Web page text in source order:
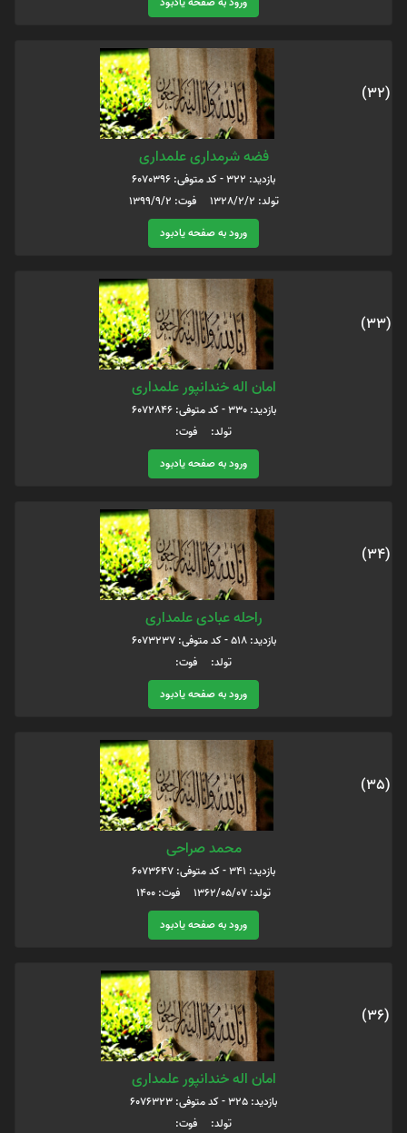
(32)
فضه شرمداری علمداری
بازدید: 322 - کد متوفی: 6070396
تولد: 1328/2/2 فوت: 1399/9/2
ورود به صفحه یادبود
(33)
امان اله خندانپور علمداری
بازدید: 330 - کد متوفی: 6072846
تولد: فوت:
ورود به صفحه یادبود
(34)
راحله عبادی علمداری
بازدید: 518 - کد متوفی: 6073237
تولد: فوت:
ورود به صفحه یادبود
(35)
محمد صراحی
بازدید: 341 - کد متوفی: 6073647
تولد: 1362/05/07 فوت: 1400
ورود به صفحه یادبود
(36)
امان اله خندانپور علمداری
بازدید: 325 - کد متوفی: 6076323
تولد: فوت: